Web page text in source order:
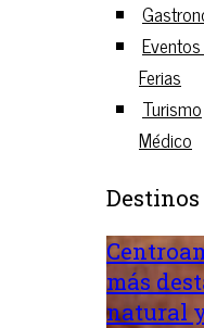
Ferias
Turismo
Médico
Destinos
más
natural